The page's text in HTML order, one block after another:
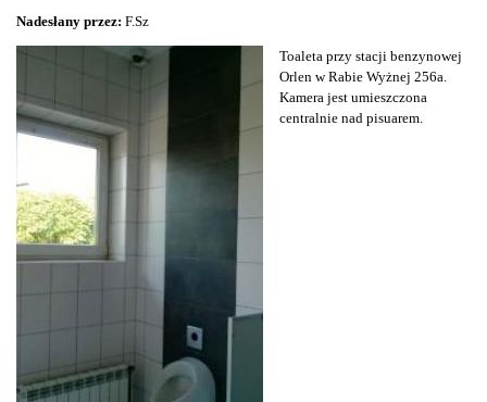
Nadesłany przez: F.Sz
Toaleta przy stacji benzynowej
Orlen w Rabie Wyżnej 256a.
Kamera jest umieszczona
centralnie nad pisuarem.